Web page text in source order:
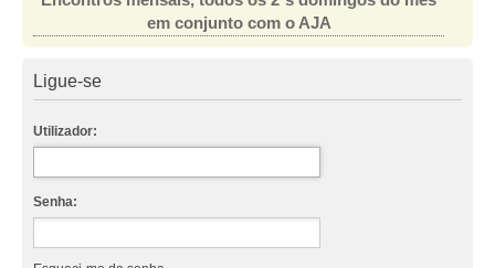
em conjunto com o AJA
Ligue-se
Utilizador:
Senha: